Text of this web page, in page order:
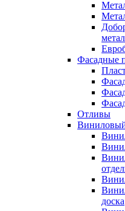
Фасадные
Отливы
доска